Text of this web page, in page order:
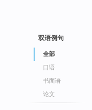
双语例句
全部
口语
书面语
论文